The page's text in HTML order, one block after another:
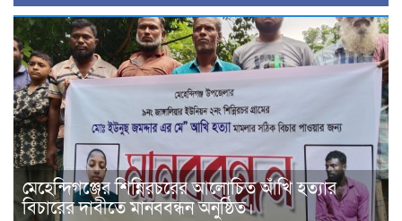
মেহেন্দিগঞ্জের শিন্নিরচরের আলোচিত আঁখি হত্যার
বিচারের দাবীতে মানববন্ধন অনুষ্ঠিত।